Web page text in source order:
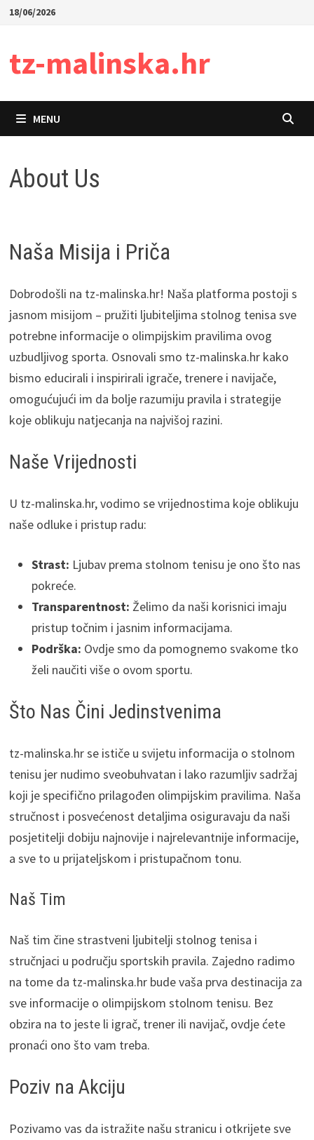
Skip18/06/2026
tz-malinska.hr
MENU
About Us
Naša Misija i Priča
Dobrodošli na tz-malinska.hr! Naša platforma postoji s
jasnom misijom – pružiti ljubiteljima stolnog tenisa sve
potrebne informacije o olimpijskim pravilima ovog
uzbudljivog sporta. Osnovali smo tz-malinska.hr kako
bismo educirali i inspirirali igrače, trenere i navijače,
omogućujući im da bolje razumiju pravila i strategije
koje oblikuju natjecanja na najvišoj razini.
Naše Vrijednosti
U tz-malinska.hr, vodimo se vrijednostima koje oblikuju
naše odluke i pristup radu:
Strast: Ljubav prema stolnom tenisu je ono što nas
pokreće.
Transparentnost: Želimo da naši korisnici imaju
pristup točnim i jasnim informacijama.
Podrška: Ovdje smo da pomognemo svakome tko
želi naučiti više o ovom sportu.
Što Nas Čini Jedinstvenima
tz-malinska.hr se ističe u svijetu informacija o stolnom
tenisu jer nudimo sveobuhvatan i lako razumljiv sadržaj
koji je specifično prilagođen olimpijskim pravilima. Naša
stručnost i posvećenost detaljima osiguravaju da naši
posjetitelji dobiju najnovije i najrelevantnije informacije,
a sve to u prijateljskom i pristupačnom tonu.
Naš Tim
Naš tim čine strastveni ljubitelji stolnog tenisa i
stručnjaci u području sportskih pravila. Zajedno radimo
na tome da tz-malinska.hr bude vaša prva destinacija za
sve informacije o olimpijskom stolnom tenisu. Bez
obzira na to jeste li igrač, trener ili navijač, ovdje ćete
pronaći ono što vam treba.
Poziv na Akciju
Pozivamo vas da istražite našu stranicu i otkrijete sve